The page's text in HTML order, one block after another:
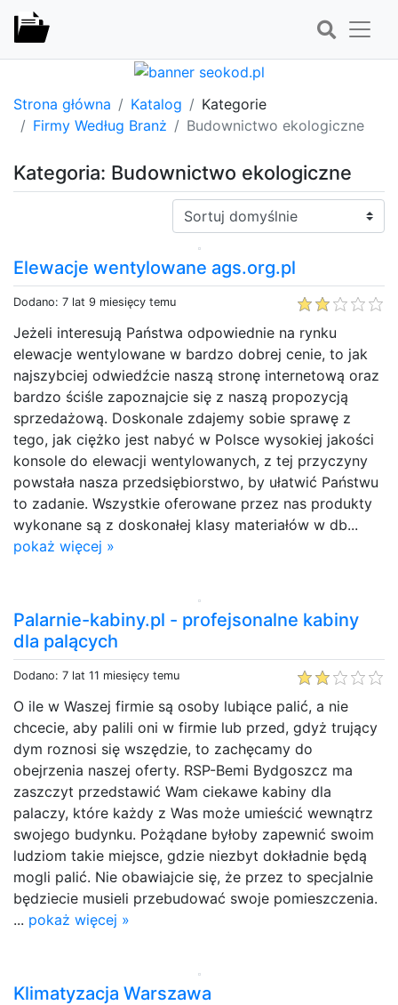
Strona główna Katalog
Kategorie
Firmy Według Branż
Budownictwo ekologiczne
Kategoria: Budownictwo ekologiczne
Sortuj:
Elewacje wentylowane ags.org.pl
Dodano: 7 lat 9 miesięcy temu
Jeżeli interesują Państwa odpowiednie na rynku
elewacje wentylowane w bardzo dobrej cenie, to jak
najszybciej odwiedźcie naszą stronę internetową oraz
bardzo ściśle zapoznajcie się z naszą propozycją
sprzedażową. Doskonale zdajemy sobie sprawę z
tego, jak ciężko jest nabyć w Polsce wysokiej jakości
konsole do elewacji wentylowanych, z tej przyczyny
powstała nasza przedsiębiorstwo, by ułatwić Państwu
to zadanie. Wszystkie oferowane przez nas produkty
wykonane są z doskonałej klasy materiałów w db...
pokaż więcej »
Palarnie-kabiny.pl - profejsonalne kabiny
dla palących
Dodano: 7 lat 11 miesięcy temu
O ile w Waszej firmie są osoby lubiące palić, a nie
chcecie, aby palili oni w firmie lub przed, gdyż trujący
dym roznosi się wszędzie, to zachęcamy do
obejrzenia naszej oferty. RSP-Bemi Bydgoszcz ma
zaszczyt przedstawić Wam ciekawe kabiny dla
palaczy, które każdy z Was może umieścić wewnątrz
swojego budynku. Pożądane byłoby zapewnić swoim
ludziom takie miejsce, gdzie niezbyt dokładnie będą
mogli palić. Nie obawiajcie się, że przez to specjalnie
będziecie musieli przebudować swoje pomieszczenia.
... pokaż więcej »
Klimatyzacja Warszawa